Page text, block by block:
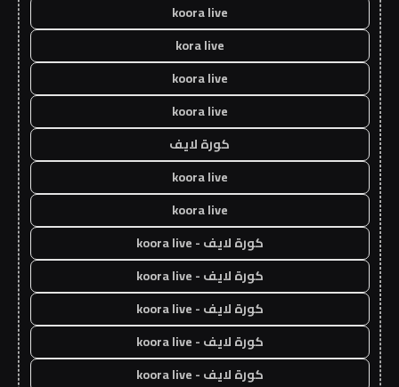
koora live
kora live
koora live
koora live
كورة لايف
koora live
koora live
كورة لايف - koora live
كورة لايف - koora live
كورة لايف - koora live
كورة لايف - koora live
كورة لايف - koora live